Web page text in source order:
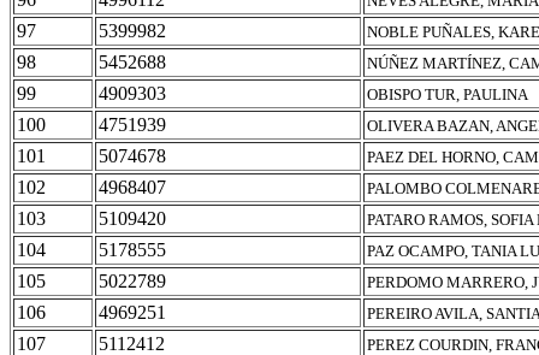
97 5399982 NOBLE PUÑALES,
98 5452688 NÚÑEZ MARTÍNEZ,
99 4909303 OBISPO TUR, PAULINA
100 4751939 OLIVERA BAZAN,
101 5074678 PAEZ DEL HORNO,
102 4968407 PALOMBO
103 5109420 PATARO RAMOS,
104 5178555 PAZ OCAMPO, TANIA
105 5022789 PERDOMO MARRERO,
106 4969251 PEREIRO AVILA,
107 5112412 PEREZ COURDIN,